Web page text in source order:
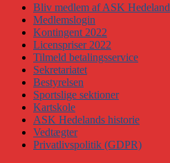
Bliv medlem af ASK Hedeland
Medlemslogin
Kontingent 2022
Licenspriser 2022
Tilmeld betalingsservice
Sekretariatet
Bestyrelsen
Sportslige sektioner
Kartskole
ASK Hedelands historie
Vedtægter
Privatlivspolitik (GDPR)